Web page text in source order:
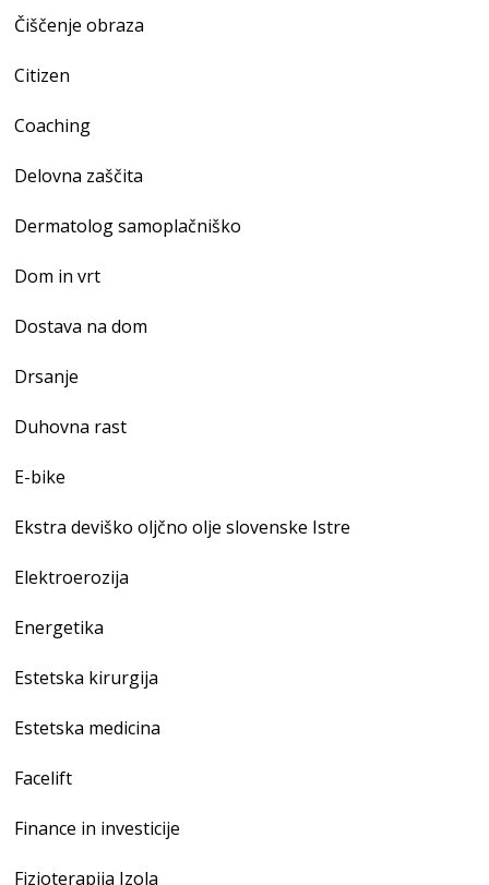
Čiščenje obraza
Citizen
Coaching
Delovna zaščita
Dermatolog samoplačniško
Dom in vrt
Dostava na dom
Drsanje
Duhovna rast
E-bike
Ekstra deviško oljčno olje slovenske Istre
Elektroerozija
Energetika
Estetska kirurgija
Estetska medicina
Facelift
Finance in investicije
Fizioterapija Izola